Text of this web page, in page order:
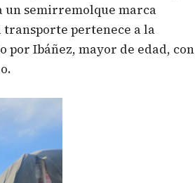
un semirremolque marca
transporte pertenece a la
por Ibáñez, mayor de edad, con